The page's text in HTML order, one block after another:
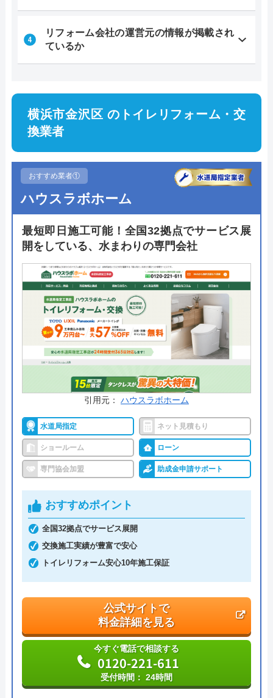
リフォーム会社の運営元の情報が掲載され
ているか
横浜市金沢区 のトイレリフォーム・交
換業者
おすすめ業者①
ハウスラボホーム
最短即日施工可能！全国32拠点でサービス展
開をしている、水まわりの専門会社
引用元： ハウスラボホーム
水道局指定 ネット見積もり
ショールーム ローン
専門協会加盟 助成金申請サポート
おすすめポイント
全国32拠点でサービス展開
交換施工実績が豊富で安心
トイレリフォーム安心10年施工保証
公式サイトで
料金詳細を見る
今すぐ電話で相談する
0120-221-611
受付時間： 24時間